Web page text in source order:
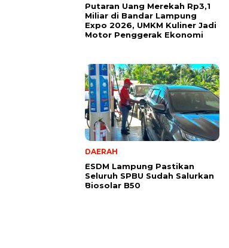
Putaran Uang Merekah Rp3,1
Miliar di Bandar Lampung
Expo 2026, UMKM Kuliner Jadi
Motor Penggerak Ekonomi
DAERAH
ESDM Lampung Pastikan
Seluruh SPBU Sudah Salurkan
Biosolar B50